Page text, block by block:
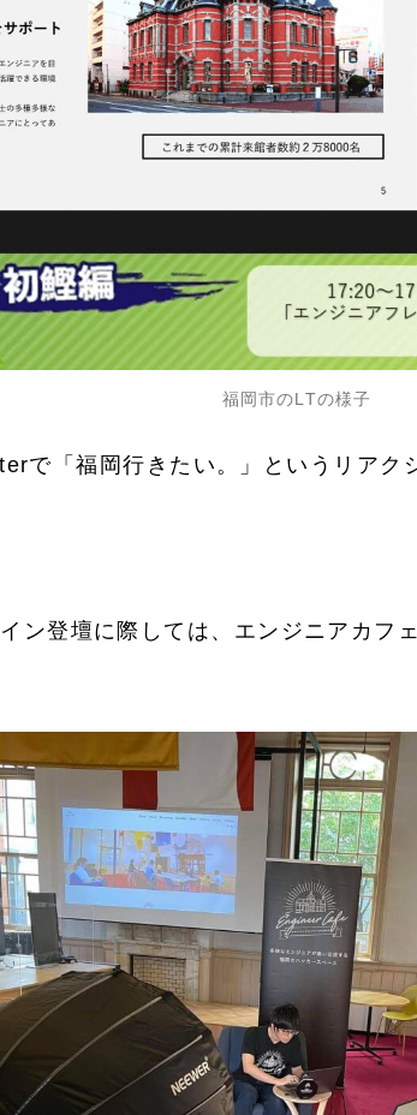
福岡市のLTの様子
で「福岡行きたい。」というリアク
ン登壇に際しては、エンジニアカフ